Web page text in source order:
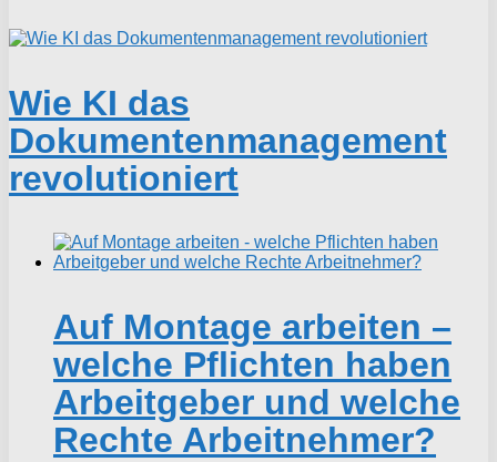
Wie KI das
Dokumentenmanagement
revolutioniert
Auf Montage arbeiten –
welche Pflichten haben
Arbeitgeber und welche
Rechte Arbeitnehmer?